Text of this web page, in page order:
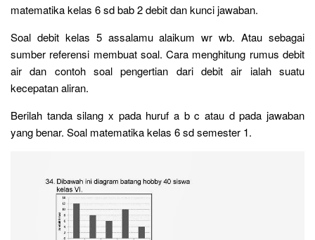
matematika kelas 6 sd bab 2 debit dan kunci jawaban.
Soal debit kelas 5 assalamu alaikum wr wb. Atau sebagai
sumber referensi membuat soal. Cara menghitung rumus debit
air dan contoh soal pengertian dari debit air ialah suatu
kecepatan aliran.
Berilah tanda silang x pada huruf a b c atau d pada jawaban
yang benar. Soal matematika kelas 6 sd semester 1.